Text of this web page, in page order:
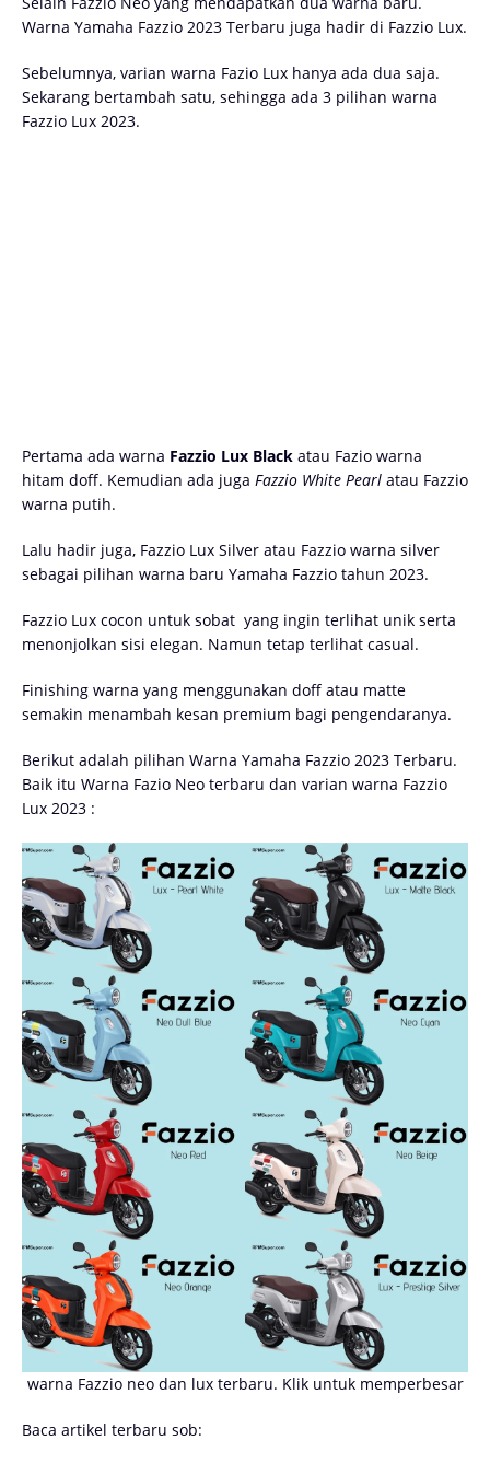
Warna Yamaha Fazzio 2023 Terbaru juga hadir di Fazzio Lux.
Sebelumnya, varian warna Fazio Lux hanya ada dua saja.
Sekarang bertambah satu, sehingga ada 3 pilihan warna
Fazzio Lux 2023.
Pertama ada warna Fazzio Lux Black atau Fazio warna
hitam doff. Kemudian ada juga Fazzio White Pearl atau Fazzio
warna putih.
Lalu hadir juga, Fazzio Lux Silver atau Fazzio warna silver
sebagai pilihan warna baru Yamaha Fazzio tahun 2023.
Fazzio Lux cocon untuk sobat yang ingin terlihat unik serta
menonjolkan sisi elegan. Namun tetap terlihat casual.
Finishing warna yang menggunakan doff atau matte
semakin menambah kesan premium bagi pengendaranya.
Berikut adalah pilihan Warna Yamaha Fazzio 2023 Terbaru.
Baik itu Warna Fazio Neo terbaru dan varian warna Fazzio
Lux 2023 :
warna Fazzio neo dan lux terbaru. Klik untuk memperbesar
Baca artikel terbaru sob: